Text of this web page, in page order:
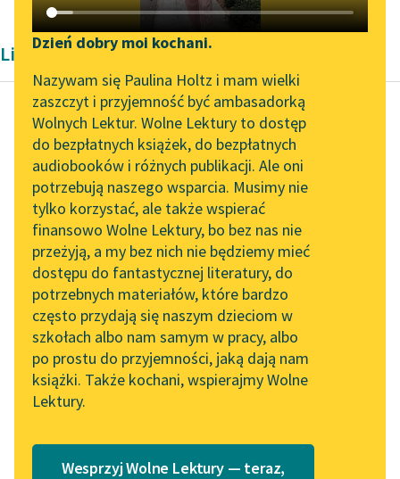
Katalog DAISY
Podkasty o książkach
Zgłoś brak utworu
Aktualności
Zapraszamy na spotkanie
online z tłumaczkami
literatury skandynawskiej
Spotkanie z Katarzyną
Tunkiel w Oslo
Wolne Lektury na 32.
Pol’and’Rock Festivalu
„Kochanek Lady
Chatterley” do słuchania
na Wolnych Lekturach
Nowy audiobook –
„Marzenie o Oriencie”
Narzędzia
Mapa Wolnych Lektur
Leśmianator
Przewodnik dla piszących i
czytających
API
OAI-PMH
Widget Wolnych Lektur
Przypisy
Katalog w formacie PDF
Dzień dobry moi kochani.
Nazywam się Paulina Holtz i mam wielki
zaszczyt i przyjemność być ambasadorką
Wolnych Lektur. Wolne Lektury to dostęp
do bezpłatnych książek, do bezpłatnych
audiobooków i różnych publikacji. Ale oni
potrzebują naszego wsparcia. Musimy nie
tylko korzystać, ale także wspierać
finansowo Wolne Lektury, bo bez nas nie
przeżyją, a my bez nich nie będziemy mieć
dostępu do fantastycznej literatury, do
potrzebnych materiałów, które bardzo
często przydają się naszym dzieciom w
szkołach albo nam samym w pracy, albo
po prostu do przyjemności, jaką dają nam
książki. Także kochani, wspierajmy Wolne
Lektury.
Wesprzyj Wolne Lektury — teraz,
Liryka Maurycy Schlanger
Maurycy Schlanger
Idę...
Chciałbym księżyca
dosięgnąć rękami
i na nim usiąść jak w
miękkim fotelu,
między gwiazdami
pofikać...
Czytaj więcej